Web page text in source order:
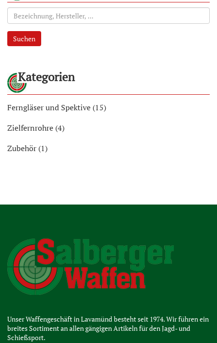
Suchen
Kategorien
Ferngläser und Spektive (15)
Zielfernrohre (4)
Zubehör (1)
Unser Waffengeschäft in Lavamünd besteht seit 1974. Wir führen ein
breites Sortiment an allen gängigen Artikeln für den Jagd- und
Schießsport.